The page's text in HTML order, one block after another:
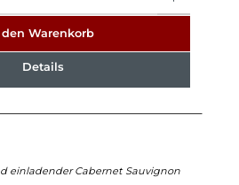
den Warenkorb
Details
einladender Cabernet Sauvignon